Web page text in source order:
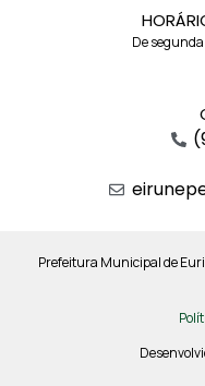
De
Prefeitura Municipal de